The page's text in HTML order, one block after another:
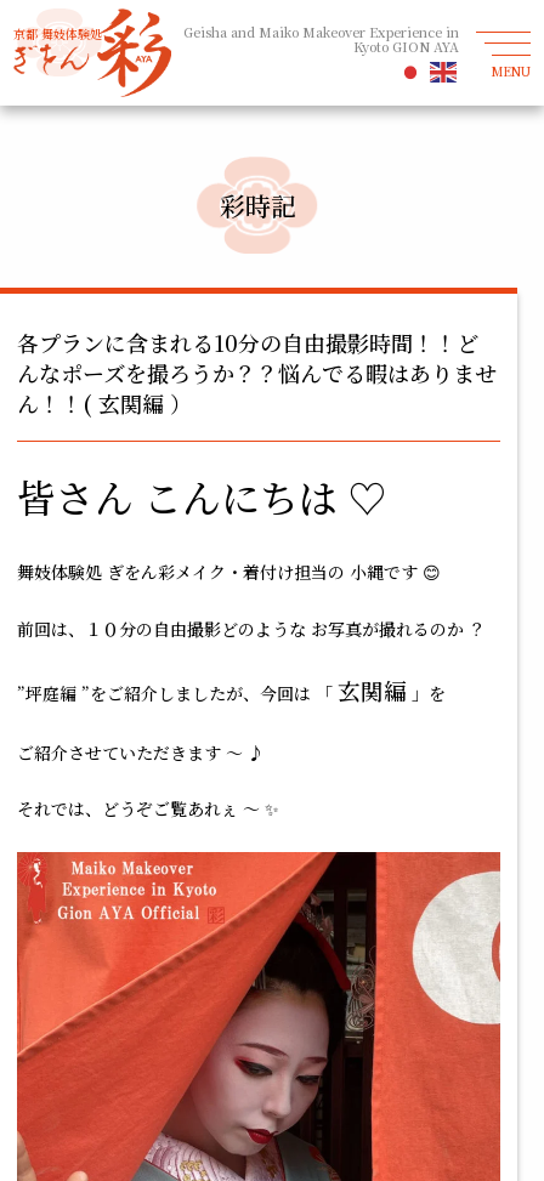
京都 舞妓体験処 Geisha and Maiko Makeover Experience in
Kyoto GION AYA
MENU
彩時記
各プランに含まれる10分の自由撮影時間！！ど
んなポーズを撮ろうか？？悩んでる暇はありませ
ん！！( 玄関編 ）
皆さん こんにちは ♡
舞妓体験処 ぎをん彩メイク・着付け担当の 小縄です 😊
前回は、１０分の自由撮影どのような お写真が撮れるのか ？
”坪庭編 ”をご紹介しましたが、今回は 「 玄関編 」を
ご紹介させていただきます ～ ♪
それでは、どうぞご覧あれぇ ～ ✨